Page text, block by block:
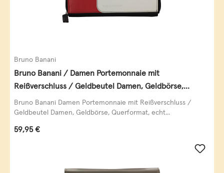
Bruno Banani
Bruno Banani / Damen Portemonnaie mit
Reißverschluss / Geldbeutel Damen, Geldbörse,
Querformat, echt Leder, black/white/red
Bruno Banani Damen Portemonnaie mit Reißverschluss /
Geldbeutel Damen, Geldbörse, Querformat, echt...
Regulärer Preis:
59,95 €